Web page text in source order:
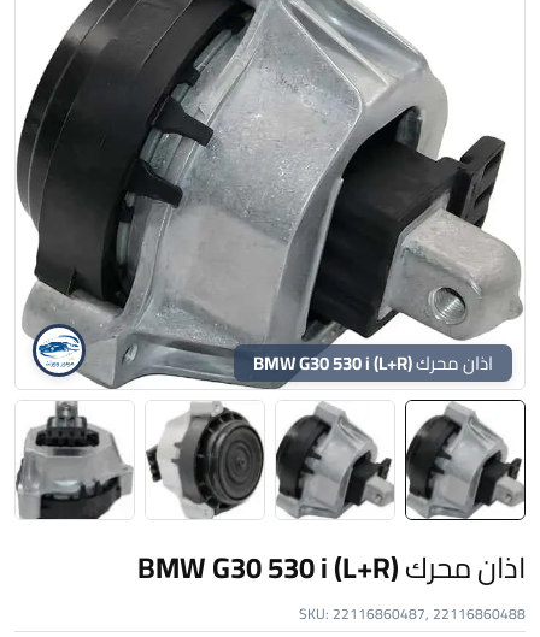
اذان محرك BMW G30 530 i (L+R)
اذان محرك BMW G30 530 i (L+R)
SKU: 22116860487, 22116860488